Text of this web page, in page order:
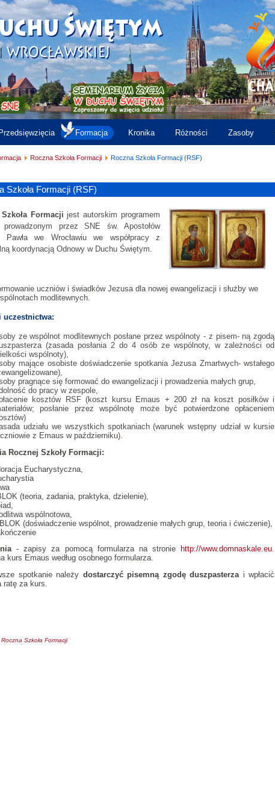
Przedsięwzięcia Formacja Kronika Różności Zasoby
Roczna Szkoła Formacji Roczna Szkoła Formacji (RSF)
Szkoła Formacji (RSF)
Formacji jest autorskim programem
prowadzonym przez SNE św. Apostołów
we Wrocławiu we współpracy z
koordynacją Odnowy w Duchu Świętym.
uczniów i świadków Jezusa dla nowej ewangelizacji i służby we
modlitewnych.
uczestnictwa:
ze wspólnot modlitewnych posłane przez wspólnoty - z pisem- ną zgodą
(zasada posłania 2 do 4 osób ze wspólnoty, w zależności od
wspólnoty),
mające osobiste doświadczenie spotkania Jezusa Zmartwych- wstałego
pragnące się formować do ewangelizacji i prowadzenia małych grup,
do pracy w zespole,
kosztów RSF (koszt kursu Emaus + 200 zł na koszt posiłków i
posłanie przez wspólnotę może być potwierdzone opłaceniem
udziału we wszystkich spotkaniach (warunek wstępny udział w kursie
z Emaus w październiku).
Rocznej Szkoły Formacji:
Eucharystyczna,
(teoria, zadania, praktyka, dzielenie),
wspólnotowa,
(doświadczenie wspólnot, prowadzenie małych grup, teoria i ćwiczenie),
- zapisy za pomocą formularza na stronie http://www.domnaskale.eu.
kurs Emaus według osobnego formularza.
spotkanie należy dostarczyć pisemną zgodę duszpasterzai wpłacić
ratę za kurs.
Roczna Szkoła Formacji